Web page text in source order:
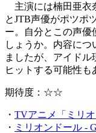
主演には楠田亜衣
とJTB声優がポツポ
ー。自分とこの声優
しょうか。内容に
ましたが、アイド
ヒットする可能性も
期待度：☆☆
・ TVアニメ「ミリ
・ ミリオンドール -